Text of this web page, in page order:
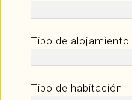
Tipo de alojamiento
Tipo de habitación